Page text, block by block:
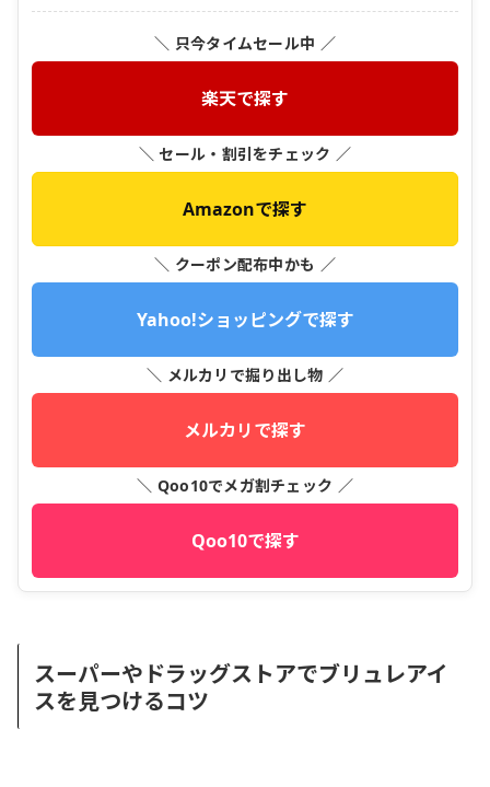
＼ 只今タイムセール中 ／
楽天で探す
＼ セール・割引をチェック ／
Amazonで探す
＼ クーポン配布中かも ／
Yahoo!ショッピングで探す
＼ メルカリで掘り出し物 ／
メルカリで探す
＼ Qoo10でメガ割チェック ／
Qoo10で探す
スーパーやドラッグストアでブリュレアイ
スを見つけるコツ